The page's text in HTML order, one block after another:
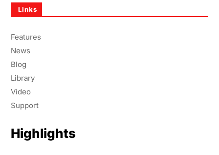
Links
Features
News
Blog
Library
Video
Support
Highlights